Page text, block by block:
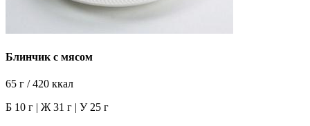
Блинчик с мясом
65 г / 420 ккал
Б 10 г | Ж 31 г | У 25 г